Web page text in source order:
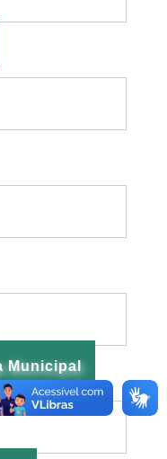
Municipal